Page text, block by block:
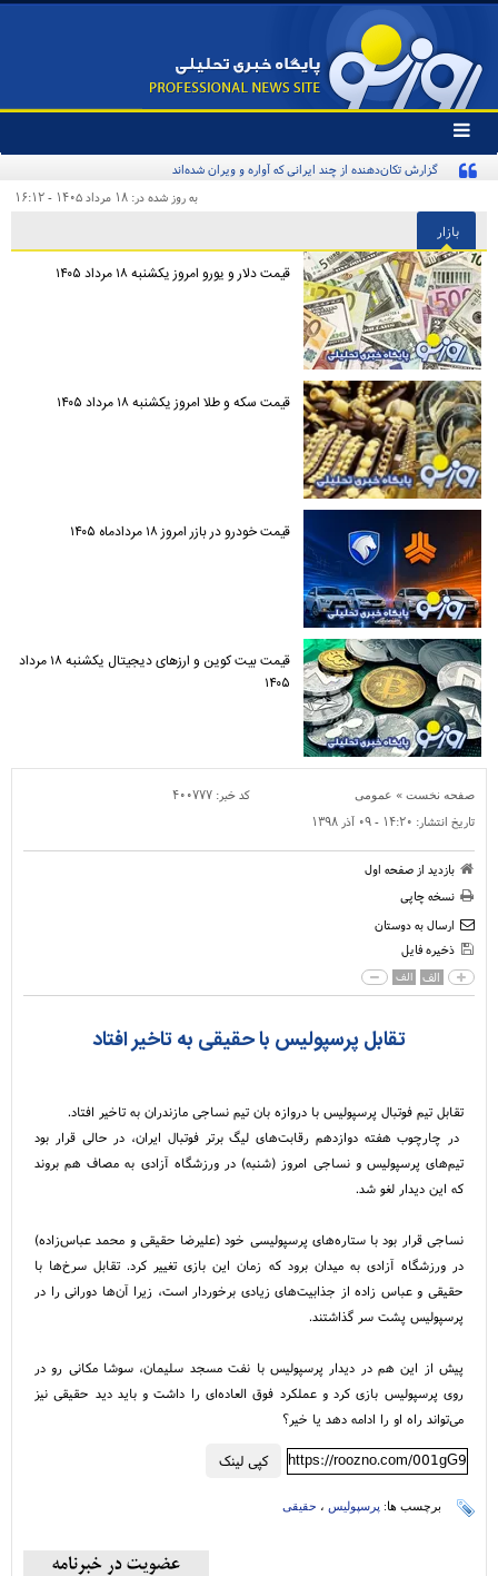
تغییر
وضعیت
منوی
ها
گزارش تکان‌دهنده از چند ایرانی که آواره و ویران شده‌اند
به روز شده در: ۱۸ مرداد ۱۴۰۵ - ۱۶:۱۲
بازار
قیمت دلار و یورو امروز یکشنبه ۱۸ مرداد ۱۴۰۵
قیمت سکه و طلا امروز یکشنبه ۱۸ مرداد ۱۴۰۵
قیمت خودرو در بازر امروز ۱۸ مردادماه ۱۴۰۵
قیمت بیت کوین و ارز‌های دیجیتال یکشنبه ۱۸ مرداد
۱۴۰۵
صفحه نخست » عمومی کد خبر: ۴۰۰۷۷۷
تاریخ انتشار: ۱۴:۲۰ - ۰۹ آذر ۱۳۹۸
بازدید از صفحه اول
نسخه چاپی
ارسال به دوستان
ذخیره فایل
الف الف
تقابل پرسپولیس با حقیقی به تاخیر افتاد
تقابل تیم فوتبال پرسپولیس با دروازه بان تیم نساجی مازندران به تاخیر افتاد.
در چارچوب هفته دوازدهم رقابت‌های لیگ برتر فوتبال ایران، در حالی قرار بود
تیم‌های پرسپولیس و نساجی امروز (شنبه) در ورزشگاه آزادی به مصاف هم بروند
که این دیدار لغو شد.
نساجی قرار بود با ستاره‌های پرسپولیسی خود (علیرضا حقیقی و محمد عباس‌زاده)
در ورزشگاه آزادی به میدان برود که زمان این بازی تغییر کرد. تقابل سرخ‌ها با
حقیقی و عباس زاده از جذابیت‌های زیادی برخوردار است، زیرا آن‌ها دورانی را در
پرسپولیس پشت سر گذاشتند.
پیش از این هم در دیدار پرسپولیس با نفت مسجد سلیمان، سوشا مکانی رو در
روی پرسپولیس بازی کرد و عملکرد فوق العاده‌ای را داشت و باید دید حقیقی نیز
می‌تواند راه او را ادامه دهد یا خیر؟
کپی لینک https://roozno.com/001gG9
برچسب ها: پرسپولیس ، حقیقی